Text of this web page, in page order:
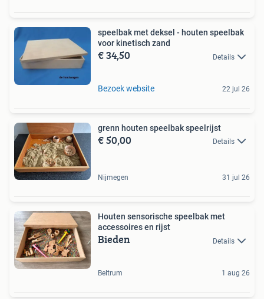
speelbak met deksel - houten speelbak
voor kinetisch zand
€ 34,50 Details
Bezoek website 22 jul 26
grenn houten speelbak speelrijst
€ 50,00 Details
Nijmegen 31 jul 26
Houten sensorische speelbak met
accessoires en rijst
Bieden Details
Beltrum 1 aug 26